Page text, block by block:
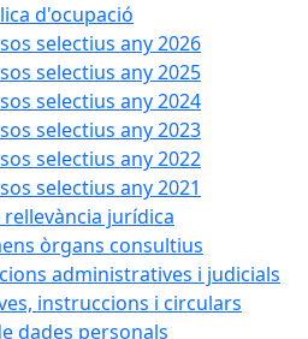
d'ocupació
selectius any 2026
selectius any 2025
selectius any 2024
selectius any 2023
selectius any 2022
selectius any 2021
jurídica
òrgans consultius
administratives i judicials
instruccions i circulars
dades personals